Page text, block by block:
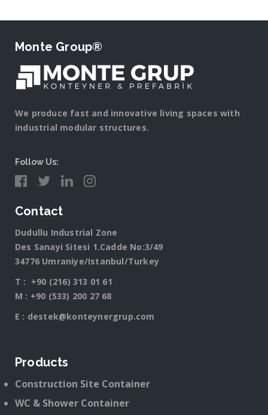
Monte Group®
We produce fast and innovative living spaces with
industrial modular structures.
Follow Us:
Contact
Dudullu Industrial Zone
Des Sanayi Sitesi 1.Cadde No:3/49
34776 Umraniye/Istanbul/Turkey
T : +90 (216) 313 01 61
M : +90 (533) 200 27 68
E : destek@konteynergrup.com
Products
Construction Site Container
WC & Shower Container